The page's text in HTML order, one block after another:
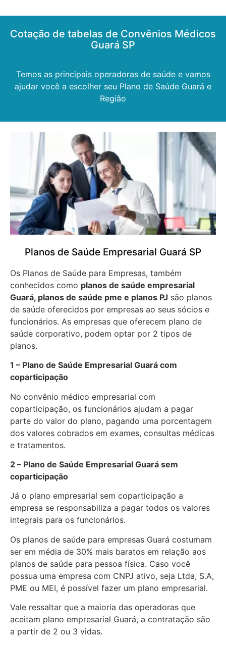
Cotação de tabelas de Convênios Médicos
Guará SP
Temos as principais operadoras de saúde e vamos
ajudar você a escolher seu Plano de Saúde Guará e
Região
Planos de Saúde Empresarial Guará SP
Os Planos de Saúde para Empresas, também
conhecidos como planos de saúde empresarial
Guará, planos de saúde pme e planos PJ são planos
de saúde oferecidos por empresas ao seus sócios e
funcionários. As empresas que oferecem plano de
saúde corporativo, podem optar por 2 tipos de
planos.
1 – Plano de Saúde Empresarial Guará com
coparticipação
No convênio médico empresarial com
coparticipação, os funcionários ajudam a pagar
parte do valor do plano, pagando uma porcentagem
dos valores cobrados em exames, consultas médicas
e tratamentos.
2 – Plano de Saúde Empresarial Guará sem
coparticipação
Já o plano empresarial sem coparticipação a
empresa se responsabiliza a pagar todos os valores
integrais para os funcionários.
Os planos de saúde para empresas Guará costumam
ser em média de 30% mais baratos em relação aos
planos de saúde para pessoa física. Caso você
possua uma empresa com CNPJ ativo, seja Ltda, S.A,
PME ou MEI, é possível fazer um plano empresarial.
Vale ressaltar que a maioria das operadoras que
aceitam plano empresarial Guará, a contratação são
a partir de 2 ou 3 vidas.